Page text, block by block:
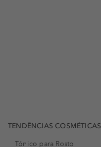
TENDÊNCIAS COSMÉTICAS
Tónico para Rosto